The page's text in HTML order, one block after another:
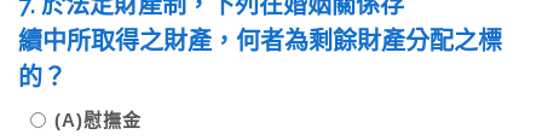
續中所取得之財產，何者為剩餘財產分配之標
的？
(A)慰撫金